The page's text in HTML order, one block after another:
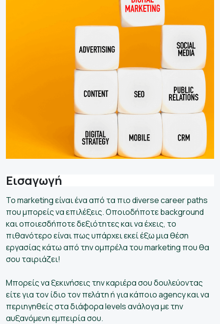
Εισαγωγή
Το marketing είναι ένα από τα πιο diverse career paths
που μπορείς να επιλέξεις. Οποιοδήποτε background
και οποιεσδήποτε δεξιότητες και να έχεις, το
πιθανότερο είναι πως υπάρχει εκεί έξω μια θέση
εργασίας κάτω από την ομπρέλα του marketing που θα
σου ταιριάζει!
Μπορείς να ξεκινήσεις την καριέρα σου δουλεύοντας
είτε για τον ίδιο τον πελάτη ή για κάποιο agency και να
περιηγηθείς στα διάφορα levels ανάλογα με την
αυξανόμενη εμπειρία σου.